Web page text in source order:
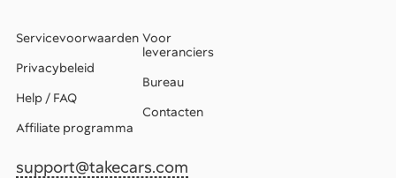
Servicevoorwaarden
Privacybeleid
Help / FAQ
Affiliate programma
Voor
leveranciers
Bureau
Contacten
support@takecars.com